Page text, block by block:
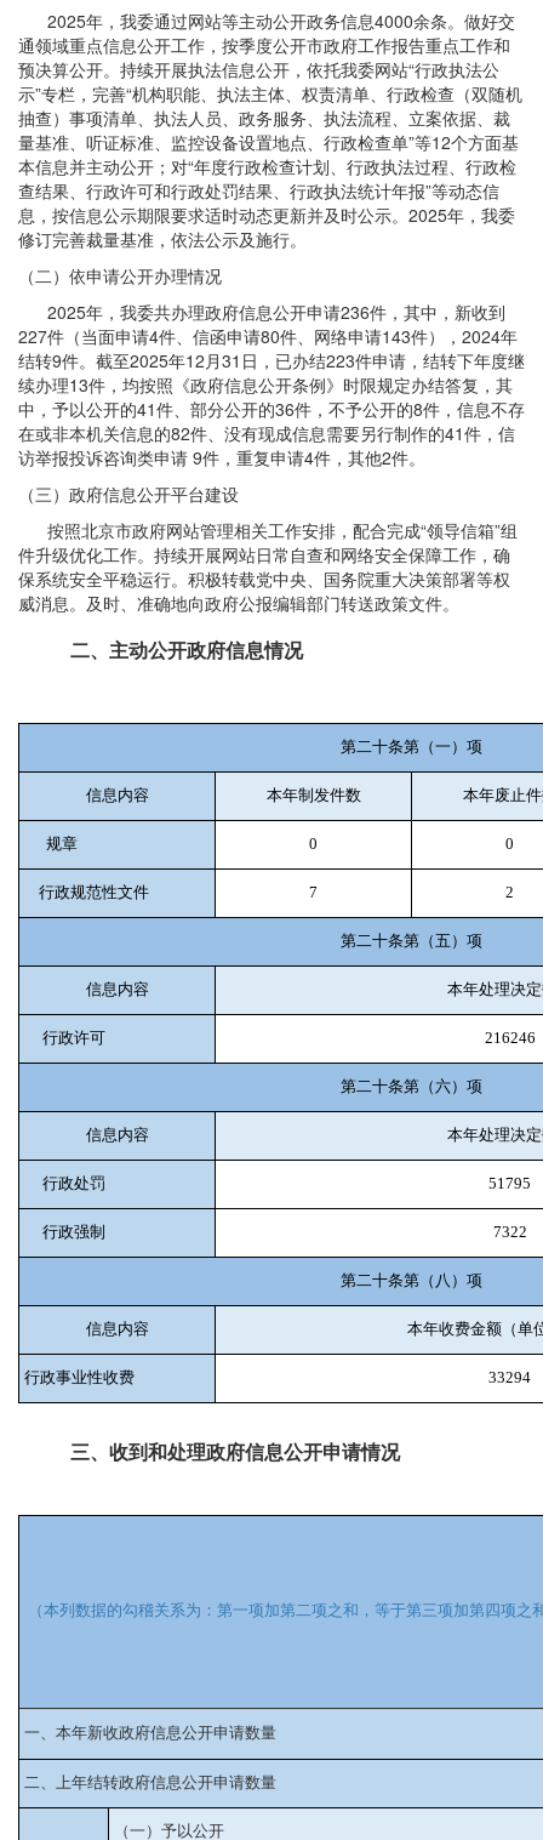
2025年，我委通过网站等主动公开政务信息4000余条。做好交
通领域重点信息公开工作，按季度公开市政府工作报告重点工作和
预决算公开。持续开展执法信息公开，依托我委网站“行政执法公
示”专栏，完善“机构职能、执法主体、权责清单、行政检查（双随机
抽查）事项清单、执法人员、政务服务、执法流程、立案依据、裁
量基准、听证标准、监控设备设置地点、行政检查单”等12个方面基
本信息并主动公开；对“年度行政检查计划、行政执法过程、行政检
查结果、行政许可和行政处罚结果、行政执法统计年报”等动态信
息，按信息公示期限要求适时动态更新并及时公示。2025年，我委
修订完善裁量基准，依法公示及施行。
（二）依申请公开办理情况
2025年，我委共办理政府信息公开申请236件，其中，新收到
227件（当面申请4件、信函申请80件、网络申请143件），2024年
结转9件。截至2025年12月31日，已办结223件申请，结转下年度继
续办理13件，均按照《政府信息公开条例》时限规定办结答复，其
中，予以公开的41件、部分公开的36件，不予公开的8件，信息不存
在或非本机关信息的82件、没有现成信息需要另行制作的41件，信
访举报投诉咨询类申请 9件，重复申请4件，其他2件。
（三）政府信息公开平台建设
按照北京市政府网站管理相关工作安排，配合完成“领导信箱”组
件升级优化工作。持续开展网站日常自查和网络安全保障工作，确
保系统安全平稳运行。积极转载党中央、国务院重大决策部署等权
威消息。及时、准确地向政府公报编辑部门转送政策文件。
二、主动公开政府信息情况
第二十条第（一）项
信息内容 本年制发件数 本年废止
规章 0 0
行政规范性文件 7 2
第二十条第（五）项
信息内容 本年处理决
行政许可 216246
第二十条第（六）项
信息内容 本年处理决
行政处罚 51795
行政强制 7322
第二十条第（八）项
信息内容 本年收费金额（单
行政事业性收费 33294
三、收到和处理政府信息公开申请情况
（本列数据的勾稽关系为：第一项加第二项之和，等于第三项加第四项之
一、本年新收政府信息公开申请数量
二、上年结转政府信息公开申请数量
（一）予以公开